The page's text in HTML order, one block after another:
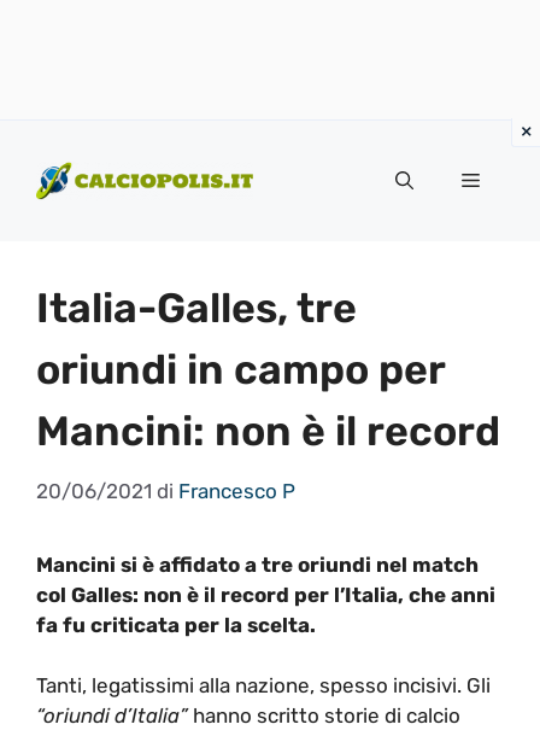
contenuto
Menu
Italia-Galles, tre
oriundi in campo per
Mancini: non è il record
20/06/2021 di Francesco P
Mancini si è affidato a tre oriundi nel match
col Galles: non è il record per l’Italia, che anni
fa fu criticata per la scelta.
Tanti, legatissimi alla nazione, spesso incisivi. Gli
“oriundi d’Italia”hanno scritto storie di calcio